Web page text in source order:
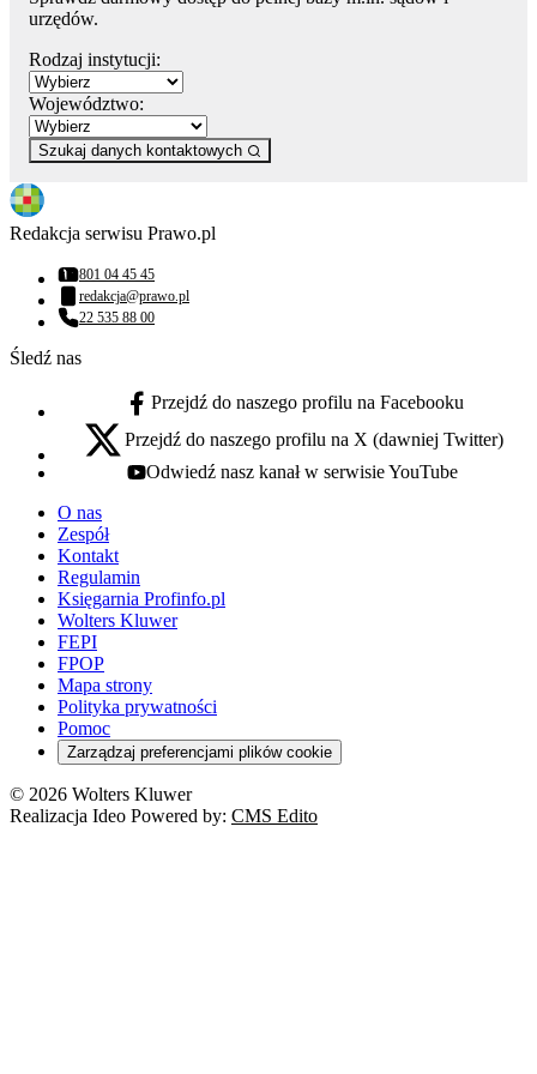
urzędów.
Rodzaj instytucji:
Województwo:
Szukaj danych kontaktowych
Redakcja serwisu Prawo.pl
Numer telefonu:
801 04 45 45
Adres email:
redakcja@prawo.pl
Numer telefonu:
22 535 88 00
Śledź nas
facebook - otwiera się w nowej karcie
Przejdź do naszego profilu na Facebooku
x - otwiera się w nowej karcie
Przejdź do naszego profilu na X (dawniej Twitter)
youtube - otwiera się w nowej karcie
Odwiedź nasz kanał w serwisie YouTube
O nas
Zespół
Kontakt
Regulamin
Księgarnia Profinfo.pl
Wolters Kluwer
FEPI
FPOP
Mapa strony
Polityka prywatności
Pomoc
Zarządzaj preferencjami plików cookie
© 2026 Wolters Kluwer
Realizacja Ideo Powered by: CMS Edito